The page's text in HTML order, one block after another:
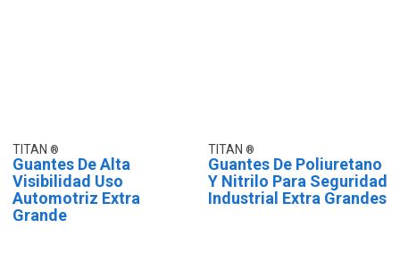
TITAN
Guantes De Alta
Visibilidad Uso
Automotriz Extra
Grande
TITAN
Guantes De Poliuretano
Y Nitrilo Para Seguridad
Industrial Extra Grandes